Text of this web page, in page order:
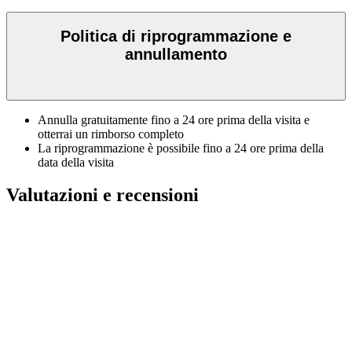
Politica di riprogrammazione e
annullamento
Annulla gratuitamente fino a 24 ore prima della visita e
otterrai un rimborso completo
La riprogrammazione è possibile fino a 24 ore prima della
data della visita
Valutazioni e recensioni